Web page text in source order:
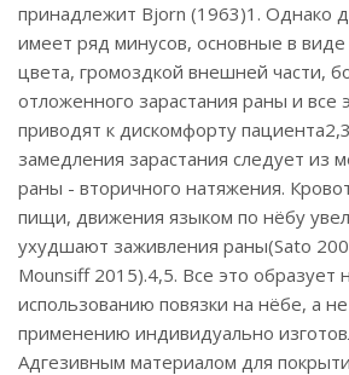
принадлежит Bjorn (1963)1. Однако
имеет ряд минусов, основные в виде
цвета, громоздкой внешней части,
отложенного зарастания раны и все
приводят к дискомфорту
замедления зарастания следует из
раны - вторичного натяжения.
пищи, движения языком по нёбу
ухудшают заживления раны(Sato
Mounsiff 2015).4,5. Все это образует
использованию повязки на нёбе, а
применению индивидуально
Адгезивным материалом для